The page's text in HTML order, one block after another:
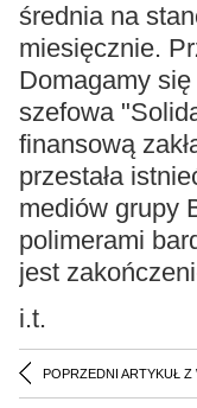
średnia na
miesięcznie.
Domagamy
szefowa
finansową
przestała
mediów grupy
polimerami
jest
i.t.
POPRZEDNI ARTYKUŁ Z